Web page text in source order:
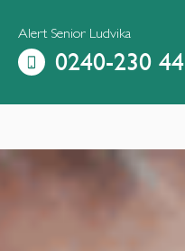
Alert Senior Ludvika
0240-230 44